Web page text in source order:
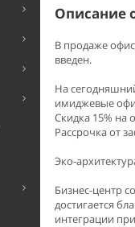
Описание
В продаже
введен.
На
имиджевые
Скидка 15% на
Рассрочка от
Эко-
Бизнес-центр
достигается
интеграции